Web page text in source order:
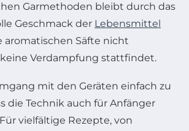
Garmethoden bleibt durch das
Geschmack der Lebensmittel
aromatischen Säfte nicht
Verdampfung stattfindet.
mit den Geräten einfach zu
die Technik auch für Anfänger
vielfältige Rezepte, von